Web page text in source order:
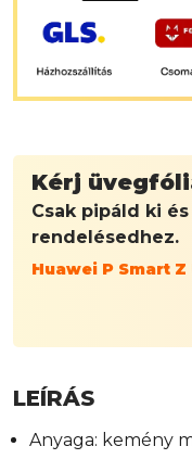
Kérj
Csak pipáld ki
rendelésedhez.
Huawei P Smart
LEÍRÁS
Anyaga: kemény